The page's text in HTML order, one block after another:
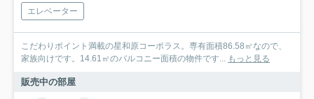
エレベーター
こだわりポイント満載の星和原コーポラス。専有面積86.58㎡なので、
家族向けです。14.61㎡のバルコニー面積の物件です... もっと見る
販売中の部屋